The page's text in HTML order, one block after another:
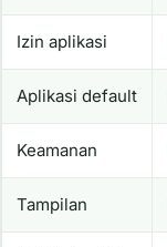
Izin aplikasi
Aplikasi default
Keamanan
Tampilan